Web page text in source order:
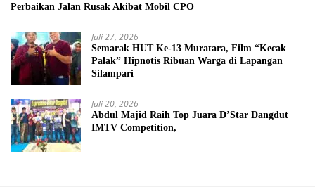
Perbaikan Jalan Rusak Akibat Mobil CPO
Juli 27, 2026
Semarak HUT Ke-13 Muratara, Film “Kecak
Palak” Hipnotis Ribuan Warga di Lapangan
Silampari
Juli 20, 2026
Abdul Majid Raih Top Juara D’Star Dangdut
IMTV Competition,